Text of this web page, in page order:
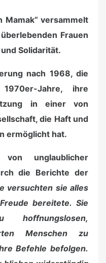
Mamak“ versammelt
Frauen
Solidarität.
nach 1968, die
Jahre, ihre
in einer von
die Haft und
ermöglicht hat.
unglaublicher
die Berichte der
versuchten sie alles
bereitete. Sie
Menschen zu
Befehle befolgen.